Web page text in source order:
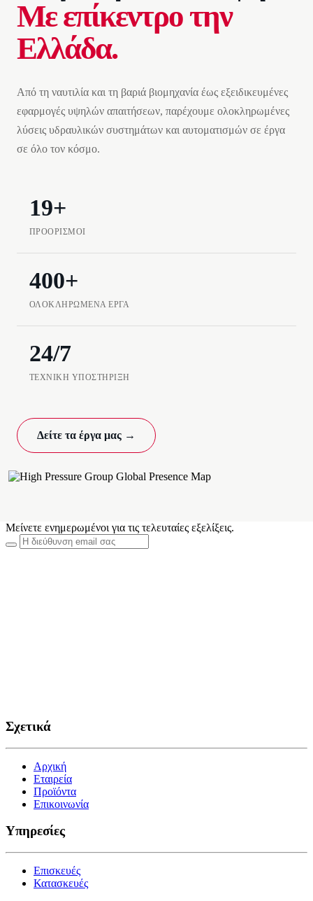
Με επίκεντρο την
Ελλάδα.
Από τη ναυτιλία και τη βαριά βιομηχανία έως εξειδικευμένες
εφαρμογές υψηλών απαιτήσεων, παρέχουμε ολοκληρωμένες
λύσεις υδραυλικών συστημάτων και αυτοματισμών σε έργα
σε όλο τον κόσμο.
19+
ΠΡΟΟΡΙΣΜΟΊ
400+
ΟΛΟΚΛΗΡΩΜΈΝΑ ΈΡΓΑ
24/7
ΤΕΧΝΙΚΉ ΥΠΟΣΤΉΡΙΞΗ
Δείτε τα έργα μας →
Μείνετε ενημερωμένοι για τις τελευταίες εξελίξεις.
Σχετικά
Αρχική
Εταιρεία
Προϊόντα
Επικοινωνία
Υπηρεσίες
Επισκευές
Κατασκευές